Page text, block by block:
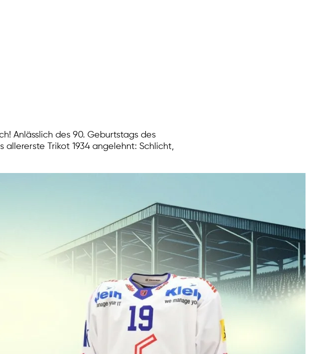
Anlässlich des 90. Geburtstags des
Trikot 1934 angelehnt: Schlicht,